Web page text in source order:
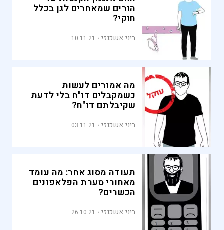
הורים שמאחרים לגן בכלל
חוקי?
ביני אשכנזי 10.11.21
מה אמורים לעשות
כשמקבלים דו"ח בלי לדעת
שקיבלתם דו"ח?
ביני אשכנזי 03.11.21
תעודה מסוג אחר: מה עומד
מאחורי סערת הפלאפונים
הכשרים?
ביני אשכנזי 26.10.21